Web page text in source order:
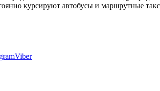
курсируют автобусы и маршрутные
Viber